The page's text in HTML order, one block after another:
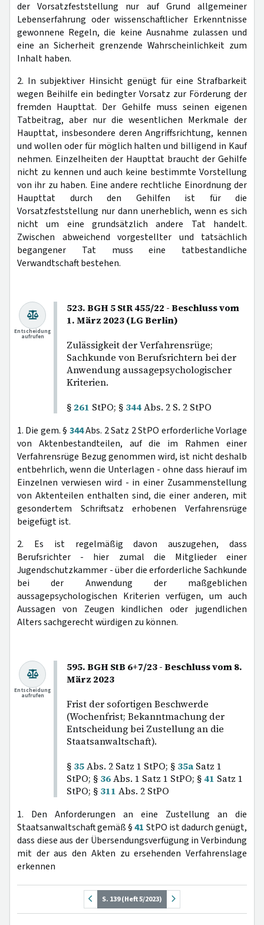
der Vorsatzfeststellung nur auf Grund allgemeiner
Lebenserfahrung oder wissenschaftlicher Erkenntnisse
gewonnene Regeln, die keine Ausnahme zulassen und
eine an Sicherheit grenzende Wahrscheinlichkeit zum
Inhalt haben.
2. In subjektiver Hinsicht genügt für eine Strafbarkeit
wegen Beihilfe ein bedingter Vorsatz zur Förderung der
fremden Haupttat. Der Gehilfe muss seinen eigenen
Tatbeitrag, aber nur die wesentlichen Merkmale der
Haupttat, insbesondere deren Angriffsrichtung, kennen
und wollen oder für möglich halten und billigend in Kauf
nehmen. Einzelheiten der Haupttat braucht der Gehilfe
nicht zu kennen und auch keine bestimmte Vorstellung
von ihr zu haben. Eine andere rechtliche Einordnung der
Haupttat durch den Gehilfen ist für die
Vorsatzfeststellung nur dann unerheblich, wenn es sich
nicht um eine grundsätzlich andere Tat handelt.
Zwischen abweichend vorgestellter und tatsächlich
begangener Tat muss eine tatbestandliche
Verwandtschaft bestehen.
523. BGH 5 StR 455/22 - Beschluss vom
1. März 2023 (LG Berlin)
Zulässigkeit der Verfahrensrüge;
Sachkunde von Berufsrichtern bei der
Anwendung aussagepsychologischer
Kriterien.
§ 261 StPO; § 344Abs. 2 S. 2 StPO
Entscheidung
aufrufen
1. Die gem. § 344Abs. 2 Satz 2 StPO erforderliche Vorlage
von Aktenbestandteilen, auf die im Rahmen einer
Verfahrensrüge Bezug genommen wird, ist nicht deshalb
entbehrlich, wenn die Unterlagen - ohne dass hierauf im
Einzelnen verwiesen wird - in einer Zusammenstellung
von Aktenteilen enthalten sind, die einer anderen, mit
gesondertem Schriftsatz erhobenen Verfahrensrüge
beigefügt ist.
2. Es ist regelmäßig davon auszugehen, dass
Berufsrichter - hier zumal die Mitglieder einer
Jugendschutzkammer - über die erforderliche Sachkunde
bei der Anwendung der maßgeblichen
aussagepsychologischen Kriterien verfügen, um auch
Aussagen von Zeugen kindlichen oder jugendlichen
Alters sachgerecht würdigen zu können.
595. BGH StB 6+7/23 - Beschluss vom 8.
März 2023
Frist der sofortigen Beschwerde
(Wochenfrist; Bekanntmachung der
Entscheidung bei Zustellung an die
Staatsanwaltschaft).
§ 35Abs. 2 Satz 1 StPO; § 35a Satz 1
StPO; § 36Abs. 1 Satz 1 StPO; § 41 Satz 1
StPO; § 311 Abs. 2 StPO
Entscheidung
aufrufen
1. Den Anforderungen an eine Zustellung an die
Staatsanwaltschaft gemäß §41 StPO ist dadurch genügt,
dass diese aus der Übersendungsverfügung in Verbindung
mit der aus den Akten zu ersehenden Verfahrenslage
erkennen
S. 139 (Heft 5/2023)